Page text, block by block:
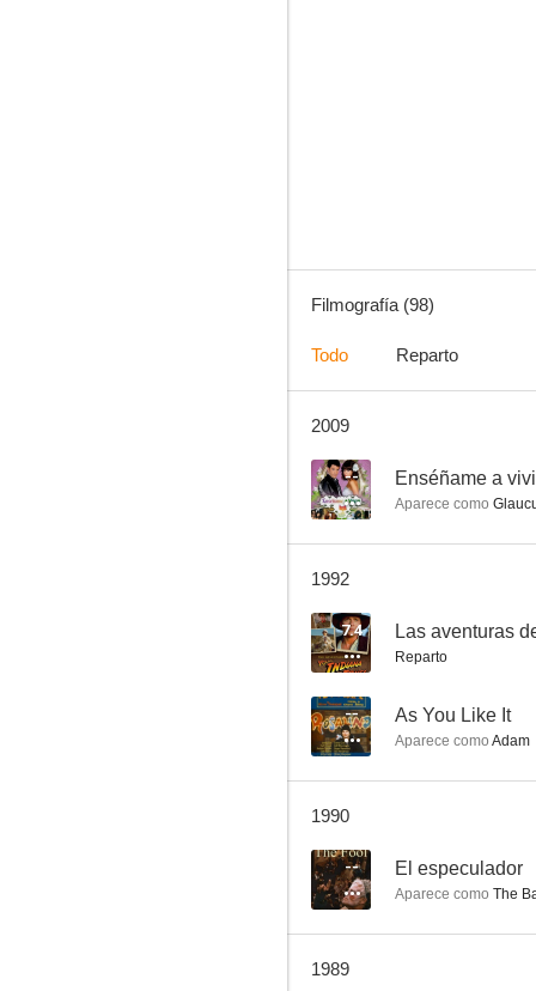
El enigma se llama Juggernaut
7.4
Filmografía (98)
Todo Reparto
2009
-- Enséñame a
Aparece como
1992
7.4
Reparto
-- As You Like It
Aparece como Adam
1990
-- El especulador
Aparece como The
1989